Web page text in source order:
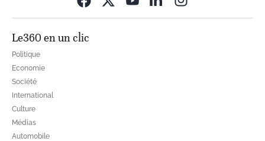
Le360 en un clic
Politique
Economie
Société
International
Culture
Médias
Automobile